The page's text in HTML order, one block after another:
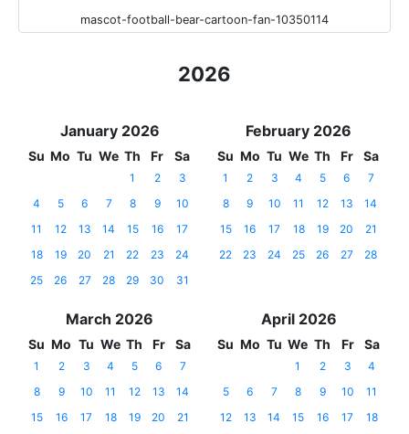
mascot-football-bear-cartoon-fan-10350114
2026
January 2026
Su Mo Tu We Th Fr Sa
1 2
3
4
5 6 7 8 9
10
11
12 13 14 15 16
17
18
19 20 21 22 23
24
25
26 27 28 29 30 31
February 2026
Su Mo Tu We Th Fr Sa
1 2 3 4 5 6
7
8
9 10 11 12 13
14
15
16 17 18 19 20
21
22
23 24 25 26 27 28
March 2026
Su Mo Tu We Th Fr Sa
1 2 3 4 5 6
7
8
9 10 11 12 13
14
15
16 17 18 19 20
21
April 2026
Su Mo Tu We Th Fr Sa
1 2 3
4
5
6 7 8 9 10
11
12
13 14 15 16 17
18